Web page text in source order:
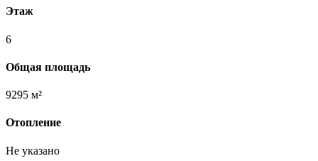
Этаж
6
Общая площадь
9295 м²
Отопление
Не указано